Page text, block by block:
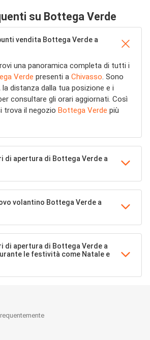
su Bottega Verde
vendita Bottega Verde a
una panoramica completa di tutti i
Verde presenti a Chivasso. Sono
la distanza dalla tua posizione e i
consultare gli orari aggiornati. Così
trova il negozio Bottega Verde più
di apertura di Bottega Verde a
volantino Bottega Verde a
di apertura di Bottega Verde a
le festività come Natale e